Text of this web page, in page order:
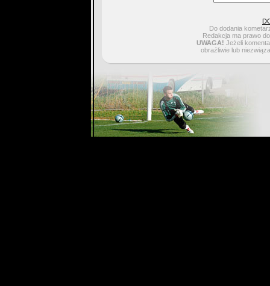
Do dodania
Redakcja ma prawo
UWAGA! Jeżeli
obraźliwie lub